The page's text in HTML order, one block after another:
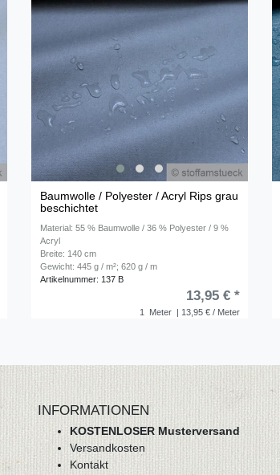
Baumwolle / Polyester / Acryl Rips grau
beschichtet
Material: 55 % Baumwolle / 36 % Polyester / 9 %
Acryl
Breite: 140 cm
Gewicht: 445 g / m²; 620 g / m
Artikelnummer: 137 B
1 Meter | 13,95 € / Meter
13,95 € *
INFORMATIONEN
KOSTENLOSER Musterversand
Versandkosten
Kontakt